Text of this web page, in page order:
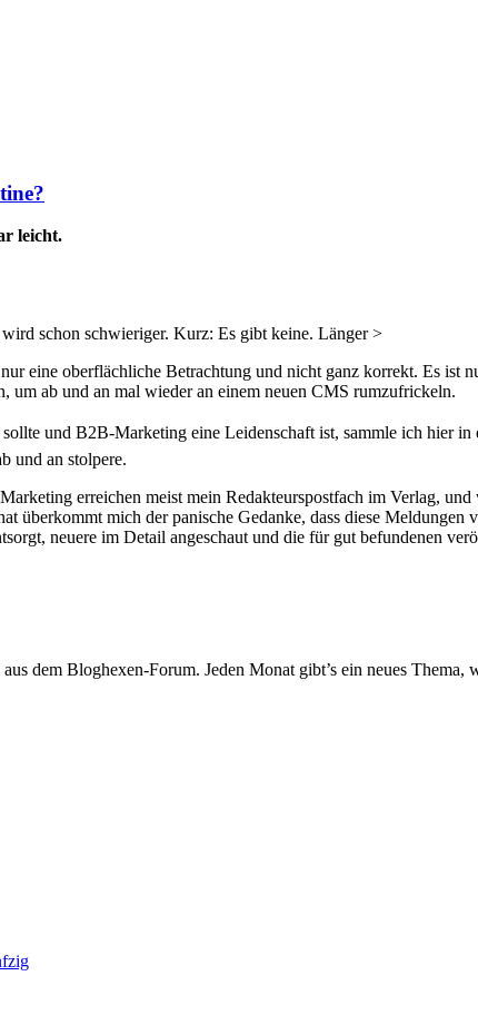
leicht.
schon schwieriger. Kurz: Es gibt keine. Länger >
eine oberflächliche Betrachtung und nicht ganz korrekt. Es ist
um ab und an mal wieder an einem neuen CMS rumzufrickeln.
und B2B-Marketing eine Leidenschaft ist, sammle ich
und an stolpere.
erreichen meist mein Redakteurspostfach im Verlag,
überkommt mich der panische Gedanke, dass diese
neuere im Detail angeschaut und die für gut befundenen
dem Bloghexen-Forum. Jeden Monat gibt’s ein neues